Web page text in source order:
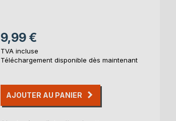
9,99 €
TVA incluse
Téléchargement disponible dès maintenant
AJOUTER AU PANIER